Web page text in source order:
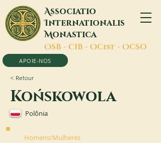
Associatio
Internationalis
Monastica
OSB - CIB - OCist - OCSO
APOIE-NOS
< Retour
Końskowola
Polônia
Homens/Mulheres